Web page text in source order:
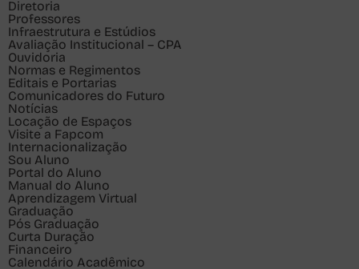
Diretoria
Professores
Infraestrutura e Estúdios
Avaliação Institucional – CPA
Ouvidoria
Normas e Regimentos
Editais e Portarias
Comunicadores do Futuro
Notícias
Locação de Espaços
Visite a Fapcom
Internacionalização
Sou Aluno
Portal do Aluno
Manual do Aluno
Aprendizagem Virtual
Graduação
Pós Graduação
Curta Duração
Financeiro
Calendário Acadêmico